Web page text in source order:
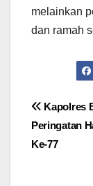
melainkan
dan ramah
pos
Kapolres
Peringatan
Ke-77